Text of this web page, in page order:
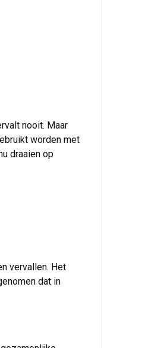
nooit. Maar
worden met
draaien op
vervallen. Het
dat in